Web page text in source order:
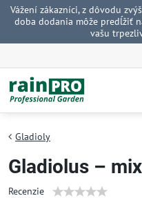
Vážení zákazníci, z dôvodu
doba dodania môže predĺžiť
vašu
Gladioly
Gladiolus –
Recenzie